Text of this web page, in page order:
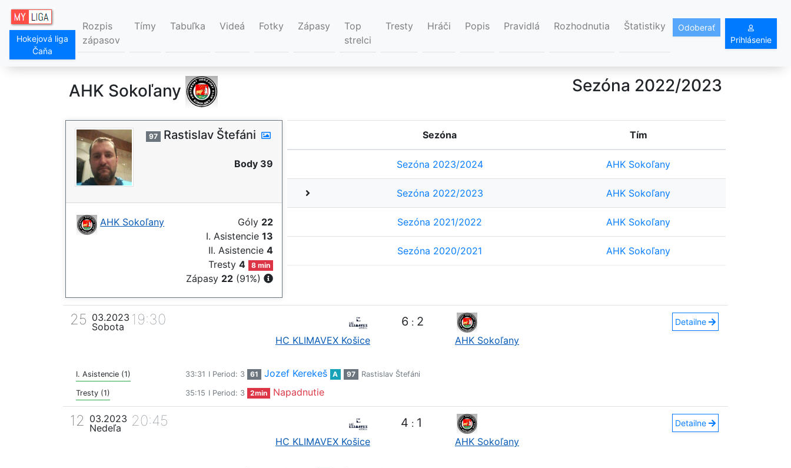
Hokejová liga
Čaňa
Rozpis
zápasov
Tímy Tabuľka Videá Fotky Zápasy
Top
strelci
Tresty Hráči Popis Pravidlá Rozhodnutia Štatistiky
Odoberať
Prihlásenie
AHK Sokoľany Sezóna 2022/2023
97 Rastislav Štefáni
Body 39
AHK Sokoľany Góly 22
I. Asistencie 13
II. Asistencie 4
Tresty4 8 min
Zápasy 22 (91%)
Sezóna Tím
Sezóna 2023/2024 AHK Sokoľany
Sezóna 2022/2023 AHK Sokoľany
Sezóna 2021/2022 AHK Sokoľany
Sezóna 2020/2021 AHK Sokoľany
25 03.2023
Sobota
19:30
HC KLIMAVEX Košice
6 : 2
AHK Sokoľany
Detailne
I. Asistencie (1) 33:31 I Period: 3 61 Jozef Kerekeš A 97 Rastislav Štefáni
Tresty (1) 35:15 I Period: 3 2min Napadnutie
12 03.2023
Nedeľa
20:45
HC KLIMAVEX Košice
4 : 1
AHK Sokoľany
Detailne